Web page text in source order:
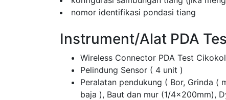
nomor identifikasi pondasi tiang
Instrument/Alat PDA
Wireless Connector PDA Test Cikokol
Pelindung Sensor ( 4 unit )
Peralatan pendukung ( Bor, Grinda
baja ), Baut dan mur (1/4x200mm),